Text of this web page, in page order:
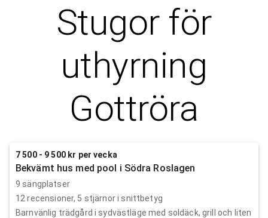
Stugor för
uthyrning
Gottröra
7 500 - 9 500 kr per vecka
Bekvämt hus med pool i Södra Roslagen
9 sängplatser
12 recensioner, 5 stjärnor i snittbetyg
Barnvänlig trädgård i sydvästläge med soldäck, grill och liten